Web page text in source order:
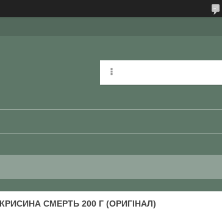
КРИСИНА СМЕРТЬ 200 Г (ОРИГІНАЛ)